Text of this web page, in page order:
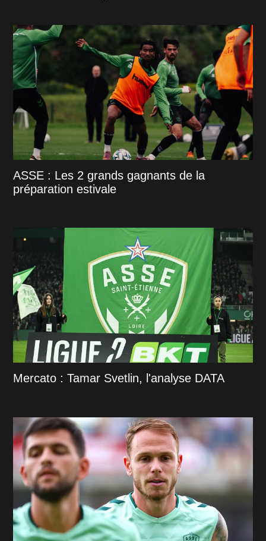
ASSE : Les 2 grands gagnants de la
préparation estivale
Mercato : Tamar Svetlin, l'analyse DATA